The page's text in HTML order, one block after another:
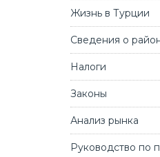
Жизнь в Турции
Сведения о
Налоги
Законы
Анализ рынка
Руководство по